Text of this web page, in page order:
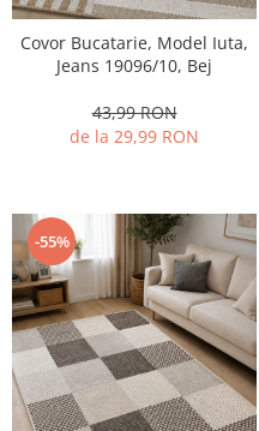
Covor Bucatarie, Model Iuta,
Jeans 19096/10, Bej
43,99 RON
de la 29,99 RON
-55%